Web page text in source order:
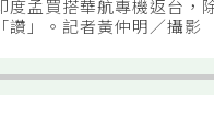
度孟買搭華航專機返台
讚」。記者黃仲明／攝影